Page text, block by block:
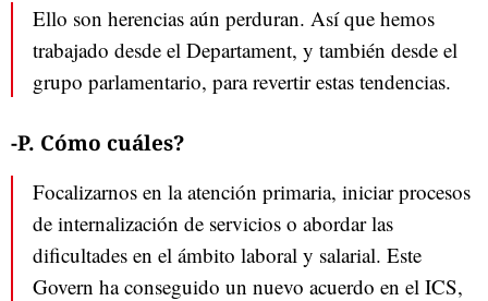
Ello son herencias aún perduran. Así que hemos
trabajado desde el Departament, y también desde el
grupo parlamentario, para revertir estas tendencias.
-P. Cómo cuáles?
Focalizarnos en la atención primaria, iniciar procesos
de internalización de servicios o abordar las
dificultades en el ámbito laboral y salarial. Este
Govern ha conseguido un nuevo acuerdo en el ICS,